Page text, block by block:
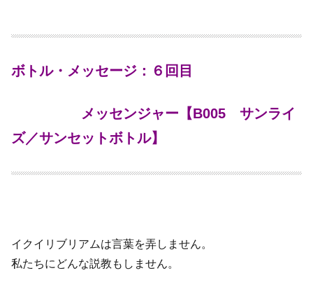
ボトル・メッセージ：６回目
メッセンジャー【B005 サンライ
ズ／サンセットボトル】
イクイリブリアムは言葉を弄しません。
私たちにどんな説教もしません。